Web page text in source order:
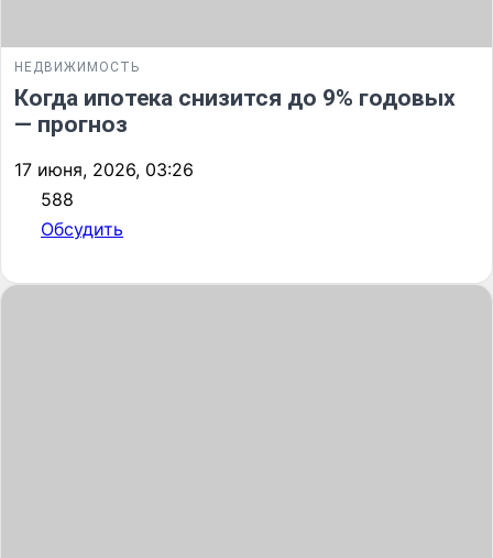
НЕДВИЖИМОСТЬ
Когда ипотека снизится до 9% годовых
— прогноз
17 июня, 2026, 03:26
588
Обсудить